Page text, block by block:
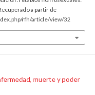
a partir de
rfh/article/view/32
muerte y poder